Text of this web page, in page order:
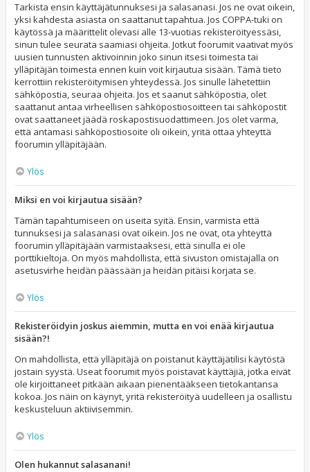
Tarkista ensin käyttäjätunnuksesi ja salasanasi. Jos ne ovat oikein,
yksi kahdesta asiasta on saattanut tapahtua. Jos COPPA-tuki on
käytössä ja määrittelit olevasi alle 13-vuotias rekisteröityessäsi,
sinun tulee seurata saamiasi ohjeita. Jotkut foorumit vaativat myös
uusien tunnusten aktivoinnin joko sinun itsesi toimesta tai
ylläpitäjän toimesta ennen kuin voit kirjautua sisään. Tämä tieto
kerrottiin rekisteröitymisen yhteydessä. Jos sinulle lähetettiin
sähköpostia, seuraa ohjeita. Jos et saanut sähköpostia, olet
saattanut antaa virheellisen sähköpostiosoitteen tai sähköpostit
ovat saattaneet jäädä roskapostisuodattimeen. Jos olet varma,
että antamasi sähköpostiosoite oli oikein, yritä ottaa yhteyttä
foorumin ylläpitäjään.
Ylös
Miksi en voi kirjautua sisään?
Tämän tapahtumiseen on useita syitä. Ensin, varmista että
tunnuksesi ja salasanasi ovat oikein. Jos ne ovat, ota yhteyttä
foorumin ylläpitäjään varmistaaksesi, että sinulla ei ole
porttikieltoja. On myös mahdollista, että sivuston omistajalla on
asetusvirhe heidän päässään ja heidän pitäisi korjata se.
Ylös
Rekisteröidyin joskus aiemmin, mutta en voi enää kirjautua
sisään?!
On mahdollista, että ylläpitäjä on poistanut käyttäjätilisi käytöstä
jostain syystä. Useat foorumit myös poistavat käyttäjiä, jotka eivät
ole kirjoittaneet pitkään aikaan pienentääkseen tietokantansa
kokoa. Jos näin on käynyt, yritä rekisteröityä uudelleen ja osallistu
keskusteluun aktiivisemmin.
Ylös
Olen hukannut salasanani!